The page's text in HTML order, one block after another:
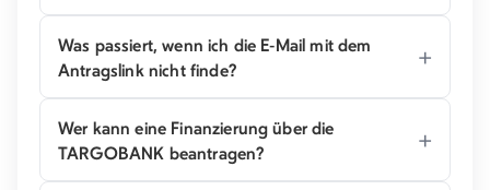
Was passiert, wenn ich die E-Mail mit dem
Antragslink nicht finde?
Wer kann eine Finanzierung über die
TARGOBANK beantragen?